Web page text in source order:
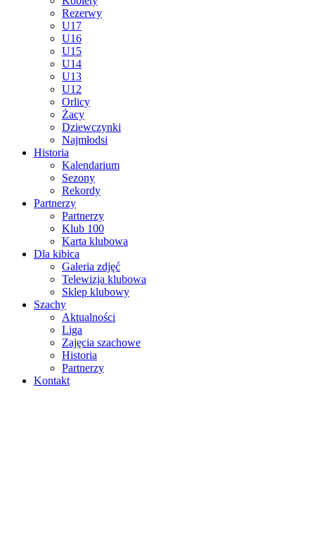
Rezerwy
U17
U16
U15
U14
U13
U12
Orlicy
Żacy
Dziewczynki
Najmłodsi
Historia
Kalendarium
Sezony
Rekordy
Partnerzy
Partnerzy
Klub 100
Karta klubowa
Dla kibica
Galeria zdjęć
Telewizja klubowa
Sklep klubowy
Szachy
Aktualności
Liga
Zajęcia szachowe
Historia
Partnerzy
Kontakt